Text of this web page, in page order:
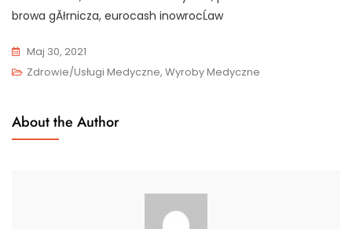
browa gĂłrnicza, eurocash inowrocĹaw
Maj 30, 2021
Zdrowie/Usługi Medyczne, Wyroby Medyczne
About the Author